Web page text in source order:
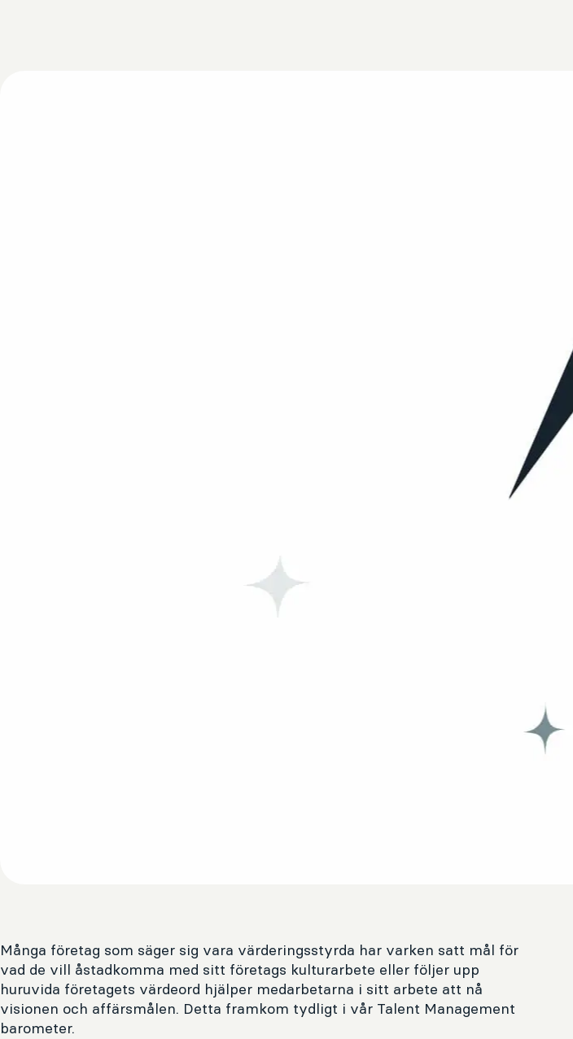
Många företag som säger sig vara värderingsstyrda har varken satt mål för
vad de vill åstadkomma med sitt företags kulturarbete eller följer upp
huruvida företagets värdeord hjälper medarbetarna i sitt arbete att nå
visionen och affärsmålen. Detta framkom tydligt i vår Talent Management
barometer.